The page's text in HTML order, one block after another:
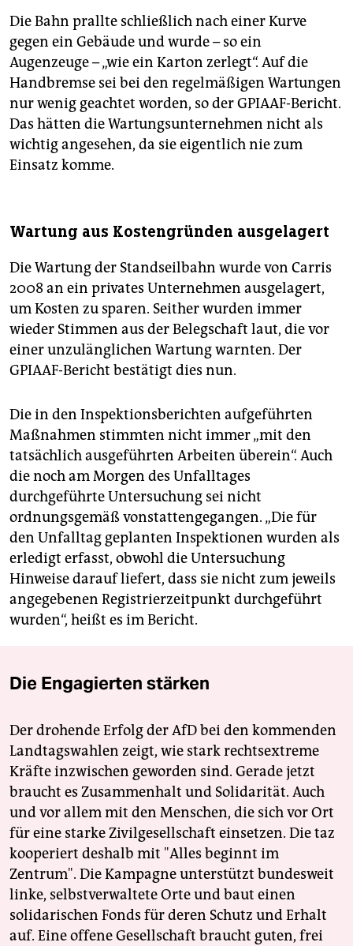
Die Bahn prallte schließlich nach einer Kurve
gegen ein Gebäude und wurde – so ein
Augenzeuge – „wie ein Karton zerlegt“. Auf die
Handbremse sei bei den regelmäßigen Wartungen
nur wenig geachtet worden, so der GPIAAF-Bericht.
Das hätten die Wartungsunternehmen nicht als
wichtig angesehen, da sie eigentlich nie zum
Einsatz komme.
Wartung aus Kostengründen ausgelagert
Die Wartung der Standseilbahn wurde von Carris
2008 an ein privates Unternehmen ausgelagert,
um Kosten zu sparen. Seither wurden immer
wieder Stimmen aus der Belegschaft laut, die vor
einer unzulänglichen Wartung warnten. Der
GPIAAF-Bericht bestätigt dies nun.
Die in den Inspektionsberichten aufgeführten
Maßnahmen stimmten nicht immer „mit den
tatsächlich ausgeführten Arbeiten überein“. Auch
die noch am Morgen des Unfalltages
durchgeführte Untersuchung sei nicht
ordnungsgemäß vonstattengegangen. „Die für
den Unfalltag geplanten Inspektionen wurden als
erledigt erfasst, obwohl die Untersuchung
Hinweise darauf liefert, dass sie nicht zum jeweils
angegebenen Registrierzeitpunkt durchgeführt
wurden“, heißt es im Bericht.
Die Engagierten stärken
Der drohende Erfolg der AfD bei den kommenden
Landtagswahlen zeigt, wie stark rechtsextreme
Kräfte inzwischen geworden sind. Gerade jetzt
braucht es Zusammenhalt und Solidarität. Auch
und vor allem mit den Menschen, die sich vor Ort
für eine starke Zivilgesellschaft einsetzen. Die taz
kooperiert deshalb mit "Alles beginnt im
Zentrum". Die Kampagne unterstützt bundesweit
linke, selbstverwaltete Orte und baut einen
solidarischen Fonds für deren Schutz und Erhalt
auf. Eine offene Gesellschaft braucht guten, frei